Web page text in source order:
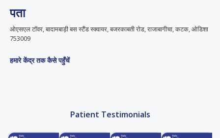
पता
ओएसएल टॉवर, बादामबाड़ी बस स्टैंड स्क्वायर, बजरकाबती रोड, राजाबागीचा, कटक, ओडिशा
753009
हमारे केंद्र तक कैसे पहुँचें
Patient Testimonials